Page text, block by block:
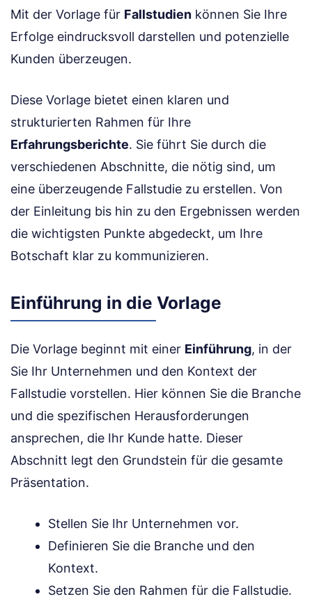
Mit der Vorlage für Fallstudien können Sie Ihre
Erfolge eindrucksvoll darstellen und potenzielle
Kunden überzeugen.
Diese Vorlage bietet einen klaren und
strukturierten Rahmen für Ihre
Erfahrungsberichte. Sie führt Sie durch die
verschiedenen Abschnitte, die nötig sind, um
eine überzeugende Fallstudie zu erstellen. Von
der Einleitung bis hin zu den Ergebnissen werden
die wichtigsten Punkte abgedeckt, um Ihre
Botschaft klar zu kommunizieren.
Einführung in die Vorlage
Die Vorlage beginnt mit einer Einführung, in der
Sie Ihr Unternehmen und den Kontext der
Fallstudie vorstellen. Hier können Sie die Branche
und die spezifischen Herausforderungen
ansprechen, die Ihr Kunde hatte. Dieser
Abschnitt legt den Grundstein für die gesamte
Präsentation.
Stellen Sie Ihr Unternehmen vor.
Definieren Sie die Branche und den
Kontext.
Setzen Sie den Rahmen für die Fallstudie.